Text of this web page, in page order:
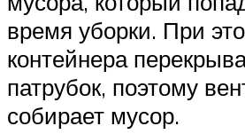
время уборки. При
контейнера
патрубок, поэтому
собирает мусор.